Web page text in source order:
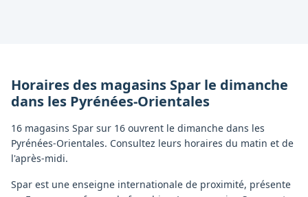
Horaires des magasins Spar le dimanche
dans les Pyrénées-Orientales
16 magasins Spar sur 16 ouvrent le dimanche dans les
Pyrénées-Orientales. Consultez leurs horaires du matin et de
l'après-midi.
Spar est une enseigne internationale de proximité, présente